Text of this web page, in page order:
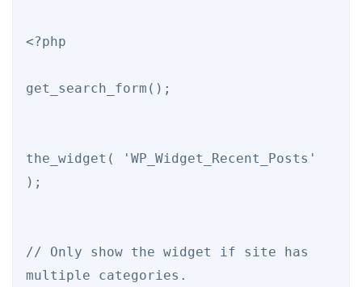
<?php
get_search_form();
the_widget( 'WP_Widget_Recent_Posts'
);
// Only show the widget if site has
multiple categories.